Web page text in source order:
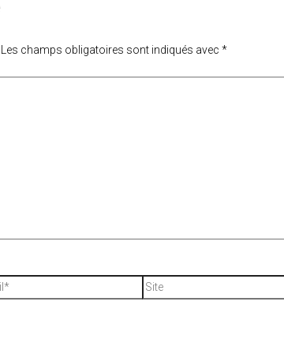
Les champs obligatoires sont indiqués avec *
Site